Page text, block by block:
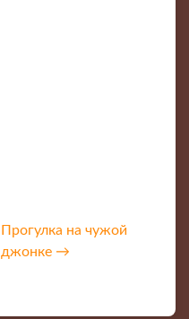
Прогулка на чужой
джонке →